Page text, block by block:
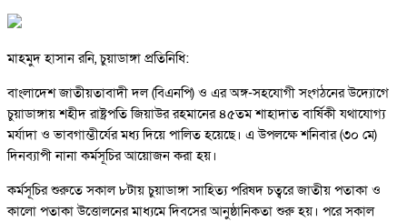
মাহমুদ হাসান রনি, চুয়াডাঙ্গা প্রতিনিধি:
বাংলাদেশ জাতীয়তাবাদী দল (বিএনপি) ও এর অঙ্গ-সহযোগী সংগঠনের উদ্যোগে
চুয়াডাঙ্গায় শহীদ রাষ্ট্রপতি জিয়াউর রহমানের ৪৫তম শাহাদাত বার্ষিকী যথাযোগ্য
মর্যাদা ও ভাবগাম্ভীর্যের মধ্য দিয়ে পালিত হয়েছে। এ উপলক্ষে শনিবার (৩০ মে)
দিনব্যাপী নানা কর্মসূচির আয়োজন করা হয়।
কর্মসূচির শুরুতে সকাল ৮টায় চুয়াডাঙ্গা সাহিত্য পরিষদ চত্বরে জাতীয় পতাকা ও
কালো পতাকা উত্তোলনের মাধ্যমে দিবসের আনুষ্ঠানিকতা শুরু হয়। পরে সকাল